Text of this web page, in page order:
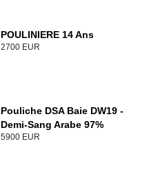
POULINIERE 14 Ans
2700 EUR
Pouliche DSA Baie DW19 -
Demi-Sang Arabe 97%
5900 EUR